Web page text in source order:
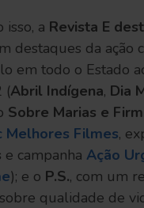
a Revista E
destaques da ação
em todo o Estado
(Abril Indígena, Dia
Sobre Marias e
Melhores Filmes,
e campanha Ação
); e o P.S., com um
qualidade de